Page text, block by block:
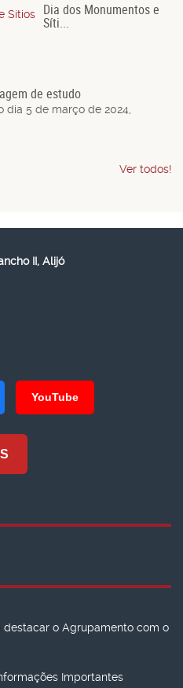
Dia dos Monumentos e
Síti...
de estudo
dia 5 de março de 2024,
Ver todos!
II, Alijó
YouTube
destacar o Agrupamento com o
Importantes